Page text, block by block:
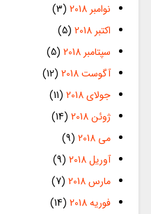
نوامبر 2018
(3)
اکتبر 2018
(5)
سپتامبر 2018
(5)
آگوست 2018
(12)
جولای 2018
(11)
ژوئن 2018
(14)
می 2018
(9)
آوریل 2018
(9)
مارس 2018
(7)
فوریه 2018
(14)